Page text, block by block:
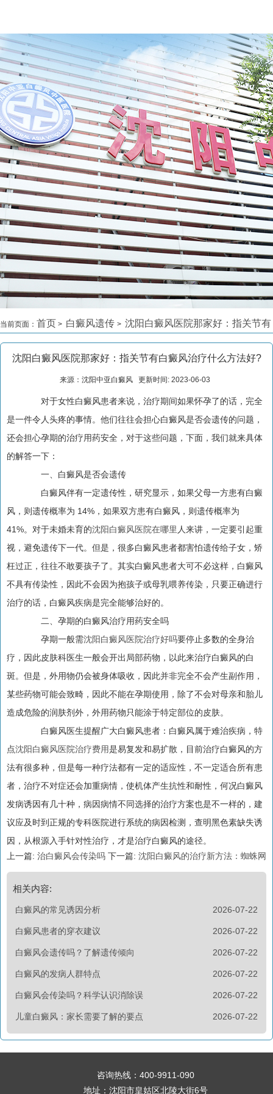
当前页面： 首页 > 白癜风遗传 > 沈阳白癜风医院那家好：指关节有
白癜风治疗什么方法好?>
沈阳白癜风医院那家好：指关节有白癜风治疗什么方法好?
来源：沈阳中亚白癜风 更新时间: 2023-06-03
对于女性白癜风患者来说，治疗期间如果怀孕了的话，完全
是一件令人头疼的事情。他们往往会担心白癜风是否会遗传的问题，
还会担心孕期的治疗用药安全，对于这些问题，下面，我们就来具体
的解答一下：
一、白癜风是否会遗传
白癜风伴有一定遗传性，研究显示，如果父母一方患有白癜
风，则遗传概率为 14%，如果双方患有白癜风，则遗传概率为
41%。对于未婚未育的沈阳白癜风医院在哪里 人来讲，一定要引起重
视，避免遗传下一代。但是，很多白癜风患者都害怕遗传给子女，矫
枉过正，往往不敢要孩子了。其实白癜风患者大可不必这样，白癜风
不具有传染性，因此不会因为抱孩子或母乳喂养传染，只要正确进行
治疗的话，白癜风疾病是完全能够治好的。
二、孕期的白癜风治疗用药安全吗
孕期一般需沈阳白癜风医院治疗好吗要停止多数的全身治
疗，因此皮肤科医生一般会开出局部药物，以此来治疗白癜风的白
斑。但是，外用物仍会被身体吸收，因此并非完全不会产生副作用，
某些药物可能会致畸，因此不能在孕期使用，除了不会对母亲和胎儿
造成危险的润肤剂外，外用药物只能涂于特定部位的皮肤。
白癜风医生提醒广大白癜风患者：白癜风属于难治疾病，特
点沈阳白癜风医院治疗费用是易复发和易扩散，目前治疗白癜风的方
法有很多种，但是每一种疗法都有一定的适应性，不一定适合所有患
者，治疗不对症还会加重病情，使机体产生抗性和耐性，何况白癜风
发病诱因有几十种，病因病情不同选择的治疗方案也是不一样的，建
议应及时到正规的专科医院进行系统的病因检测，查明黑色素缺失诱
因，从根源入手针对性治疗，才是治疗白癜风的途径。
上一篇: 治白癜风会传染吗 下一篇: 沈阳白癜风的治疗新方法：蜘蛛网
相关内容:
2026-07-22
白癜风的常见诱因分析
2026-07-22
白癜风患者的穿衣建议
2026-07-22
白癜风会遗传吗？了解遗传倾向
2026-07-22
白癜风的发病人群特点
2026-07-22
白癜风会传染吗？科学认识消除误
2026-07-22
儿童白癜风：家长需要了解的要点
咨询热线： 400-9911-090
地址：沈阳市皇姑区北陵大街6号